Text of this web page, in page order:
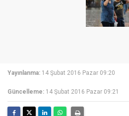
Yayınlanma: 14 Şubat 2016 Pazar 09:20
Güncelleme: 14 Şubat 2016 Pazar 09:21